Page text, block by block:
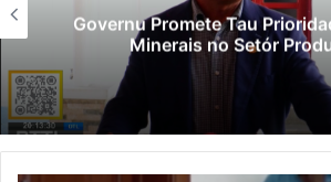
Governu Promete Tau
Minerais no Setór